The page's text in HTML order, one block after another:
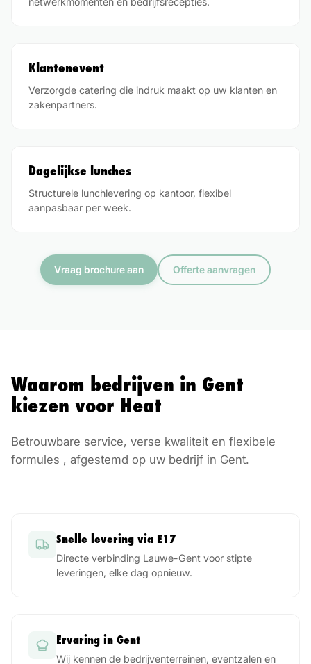
Klantenevent
Verzorgde catering die indruk maakt op uw klanten en
zakenpartners.
Dagelijkse lunches
Structurele lunchlevering op kantoor, flexibel
aanpasbaar per week.
Vraag brochure aan Offerte aanvragen
Waarom bedrijven in Gent
kiezen voor Heat
Betrouwbare service, verse kwaliteit en flexibele
formules , afgestemd op uw bedrijf in Gent.
Snelle levering via E17
Directe verbinding Lauwe-Gent voor stipte
leveringen, elke dag opnieuw.
Ervaring in Gent
Wij kennen de bedrijventerreinen, eventzalen en